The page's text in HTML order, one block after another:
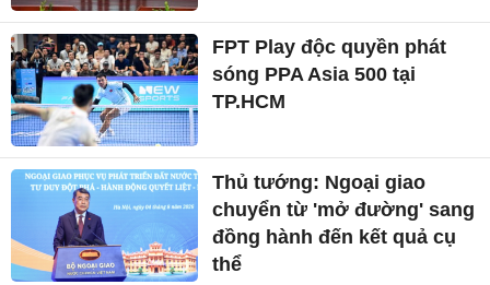
FPT Play độc quyền phát
sóng PPA Asia 500 tại
TP.HCM
Thủ tướng: Ngoại giao
chuyển từ 'mở đường' sang
đồng hành đến kết quả cụ
thể